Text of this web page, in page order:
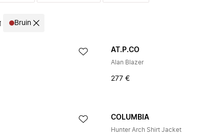
Bruin
AT.P.CO
Alan Blazer
277 €
COLUMBIA
Hunter Arch Shirt Jacket